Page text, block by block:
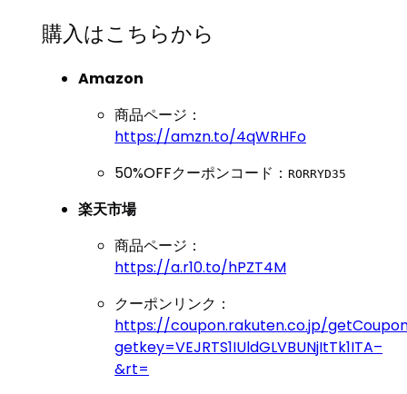
購入はこちらから
Amazon
商品ページ：
https://amzn.to/4qWRHFo
50%OFFクーポンコード：RORRYD35
楽天市場
商品ページ：
https://a.r10.to/hPZT4M
クーポンリンク：
https://coupon.rakuten.co.jp/
getkey=VEJRTS1IUldGLVBUNjItTk1ITA–
&rt=